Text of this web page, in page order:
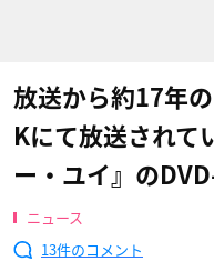
放送から約17年
Kにて放送されて
ー・ユイ』の
ニュース
13